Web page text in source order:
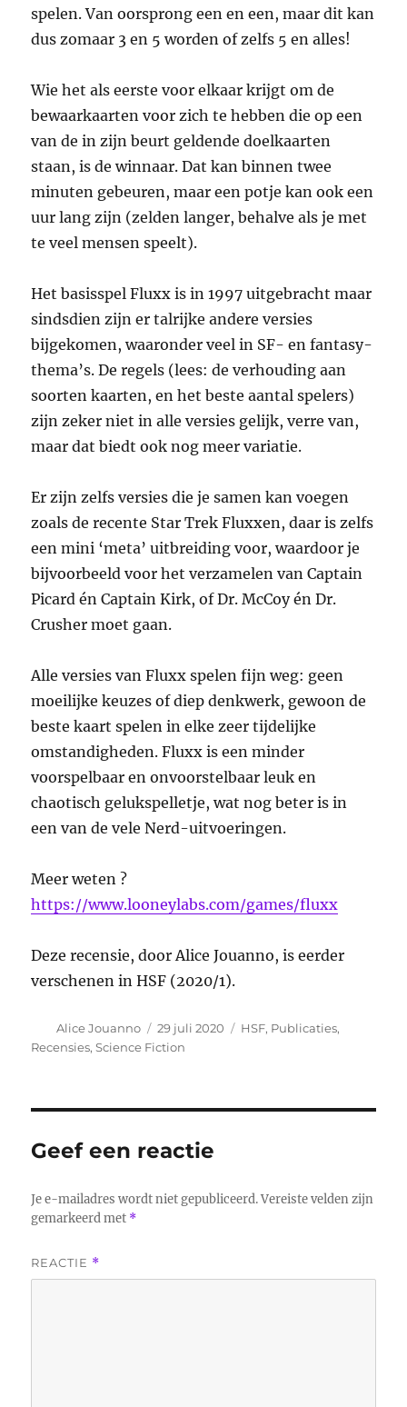
spelen. Van oorsprong een en een, maar dit kan
dus zomaar 3 en 5 worden of zelfs 5 en alles!
Wie het als eerste voor elkaar krijgt om de
bewaarkaarten voor zich te hebben die op een
van de in zijn beurt geldende doelkaarten
staan, is de winnaar. Dat kan binnen twee
minuten gebeuren, maar een potje kan ook een
uur lang zijn (zelden langer, behalve als je met
te veel mensen speelt).
Het basisspel Fluxx is in 1997 uitgebracht maar
sindsdien zijn er talrijke andere versies
bijgekomen, waaronder veel in SF- en fantasy-
thema’s. De regels (lees: de verhouding aan
soorten kaarten, en het beste aantal spelers)
zijn zeker niet in alle versies gelijk, verre van,
maar dat biedt ook nog meer variatie.
Er zijn zelfs versies die je samen kan voegen
zoals de recente Star Trek Fluxxen, daar is zelfs
een mini ‘meta’ uitbreiding voor, waardoor je
bijvoorbeeld voor het verzamelen van Captain
Picard én Captain Kirk, of Dr. McCoy én Dr.
Crusher moet gaan.
Alle versies van Fluxx spelen fijn weg: geen
moeilijke keuzes of diep denkwerk, gewoon de
beste kaart spelen in elke zeer tijdelijke
omstandigheden. Fluxx is een minder
voorspelbaar en onvoorstelbaar leuk en
chaotisch gelukspelletje, wat nog beter is in
een van de vele Nerd-uitvoeringen.
Meer weten ?
https://www.looneylabs.com/games/fluxx
Deze recensie, door Alice Jouanno, is eerder
verschenen in HSF (2020/1).
Auteur
Alice Jouanno
Geplaatst
op
29 juli 2020 Categorieën
HSF, Publicaties,
Recensies,Science Fiction
Geef een reactie
Je e-mailadres wordt niet gepubliceerd. Vereiste velden zijn
gemarkeerd met *
REACTIE *